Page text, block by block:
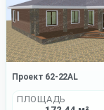
Проект 62-22AL
ПЛОЩАДЬ